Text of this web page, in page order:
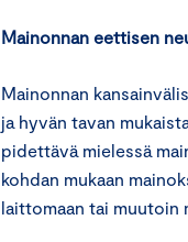
Mainonnan eettisen
Mainonnan
ja hyvän tavan
pidettävä mielessä
kohdan mukaan
laittomaan tai muutoin